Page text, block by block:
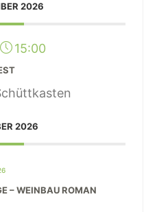
2026
15:00
2026
– WEINBAU ROMAN